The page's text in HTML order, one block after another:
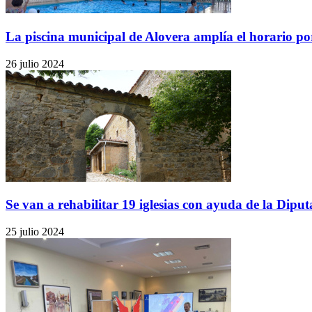
La piscina municipal de Alovera amplía el horario
26 julio 2024
Se van a rehabilitar 19 iglesias con ayuda de la
25 julio 2024